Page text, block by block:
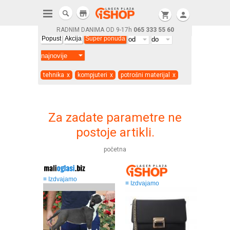
RADNIM DANIMA OD 9-17h 065 333 55 60
shopping_cart person
store
Popust Akcija Super ponuda
tehnika x kompjuteri x potrošni materijal x
Za zadate parametre ne
postoje artikli.
početna